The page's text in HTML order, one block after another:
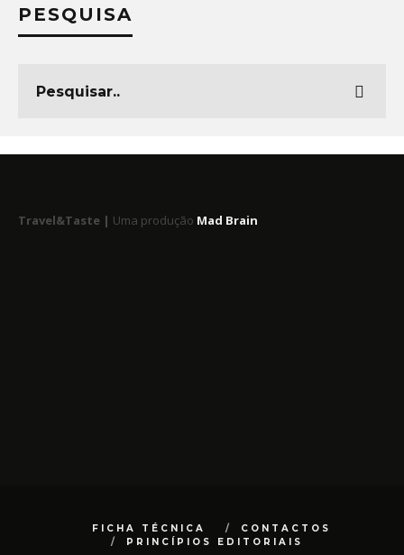
PESQUISA
Travel&Taste | Uma produção Mad Brain
FICHA TÉCNICA
CONTACTOS
PRINCÍPIOS EDITORIAIS